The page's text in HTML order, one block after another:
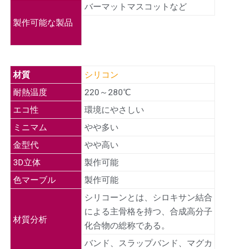
製作可能な製品
バーマットマスコットなど
材質
耐熱温度
エコ性
ミニマム
金型代
3D立体
色マーブル
材質分析
シリコン
220～280℃
環境にやさしい
やや多い
やや高い
製作可能
製作可能
シリコーンとは、シロキサン結合
による主骨格を持つ、合成高分子
化合物の総称である。
バンド、スラップバンド、マグカ